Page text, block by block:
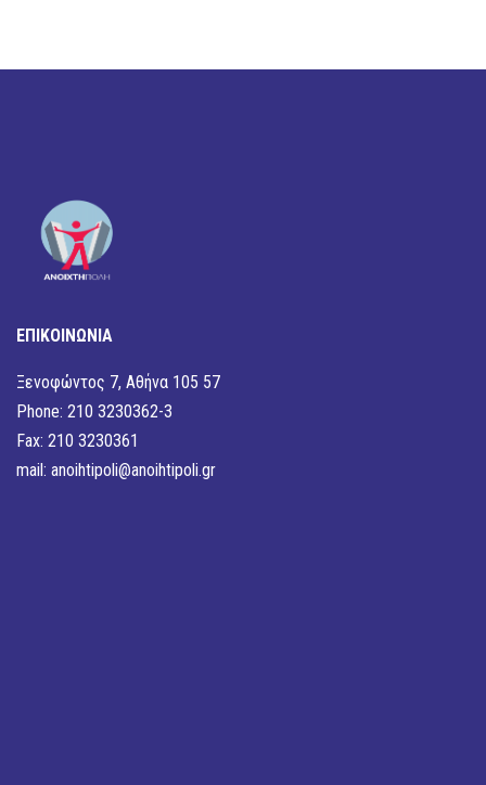
ΕΠΙΚΟΙΝΩΝΙΑ
Ξενοφώντος 7, Αθήνα 105 57
Phone: 210 3230362-3
Fax: 210 3230361
mail: anoihtipoli@anoihtipoli.gr